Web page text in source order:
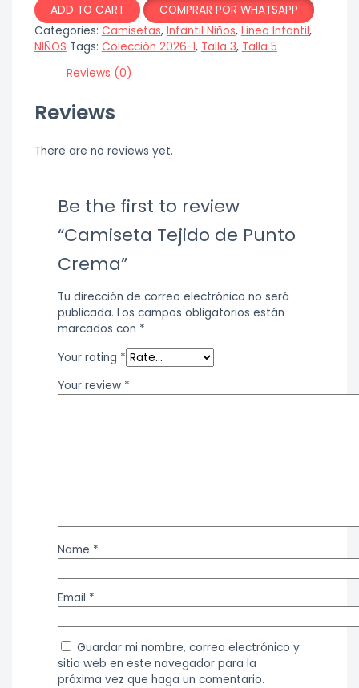
ADD TO CART
COMPRAR POR WHATSAPP
Categories: Camisetas, Infantil Niños, Linea Infantil,
NIÑOS Tags: Colección 2026-1, Talla 3, Talla 5
Reviews (0)
Reviews
There are no reviews yet.
Be the first to review
“Camiseta Tejido de Punto
Crema”
Tu dirección de correo electrónico no será
publicada. Los campos obligatorios están
marcados con *
Your rating *
Your review *
Name *
Email *
Guardar mi nombre, correo electrónico y
sitio web en este navegador para la
próxima vez que haga un comentario.